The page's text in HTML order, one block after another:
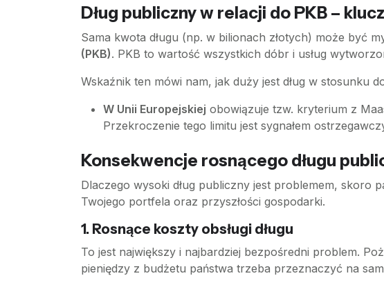
Dług publiczny w relacji do PKB –
Sama kwota długu (np. w bilionach złotych) może być
(PKB). PKB to wartość wszystkich dóbr i usług
Wskaźnik ten mówi nam, jak duży jest dług w stosunku
W Unii Europejskiej obowiązuje tzw. kryterium z
Przekroczenie tego limitu jest sygnałem
Konsekwencje rosnącego długu
Dlaczego wysoki dług publiczny jest problemem, skoro
Twojego portfela oraz przyszłości gospodarki.
1. Rosnące koszty obsługi długu
To jest największy i najbardziej bezpośredni problem.
pieniędzy z budżetu państwa trzeba przeznaczyć na